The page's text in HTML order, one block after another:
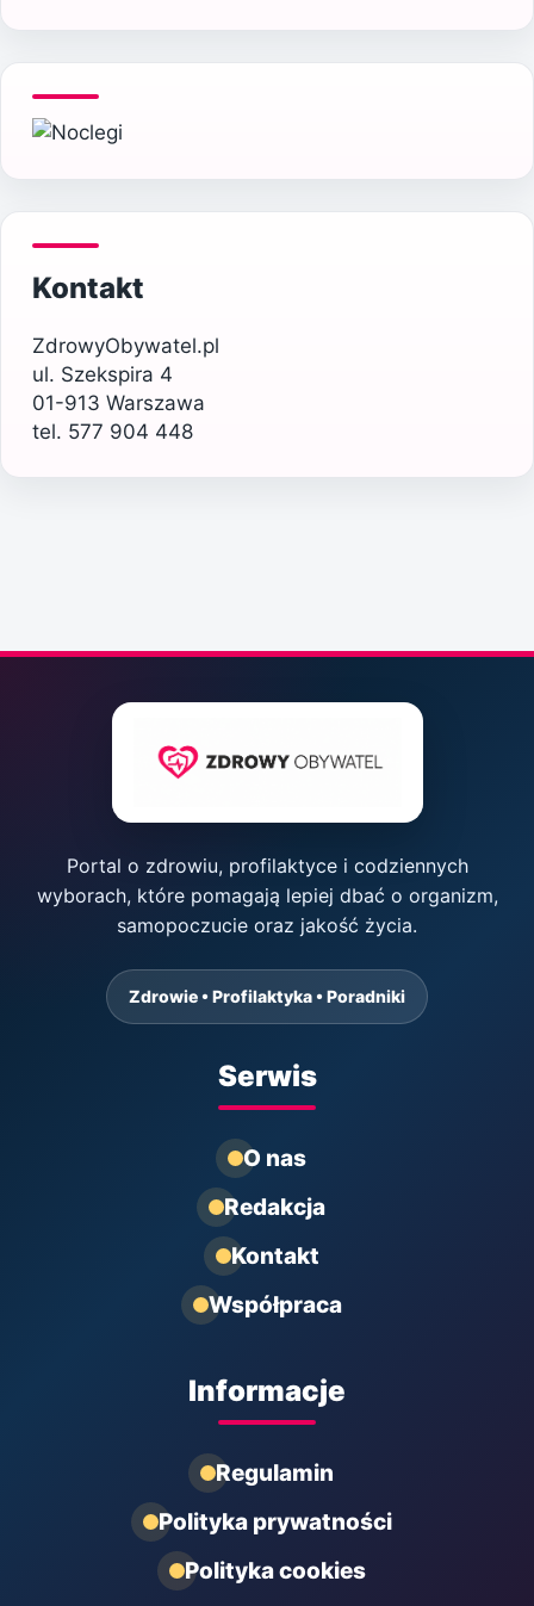
Kontakt
ZdrowyObywatel.pl
ul. Szekspira 4
01-913 Warszawa
tel. 577 904 448
Portal o zdrowiu, profilaktyce i codziennych
wyborach, które pomagają lepiej dbać o organizm,
samopoczucie oraz jakość życia.
Zdrowie • Profilaktyka • Poradniki
Serwis
O nas
Redakcja
Kontakt
Współpraca
Informacje
Regulamin
Polityka prywatności
Polityka cookies